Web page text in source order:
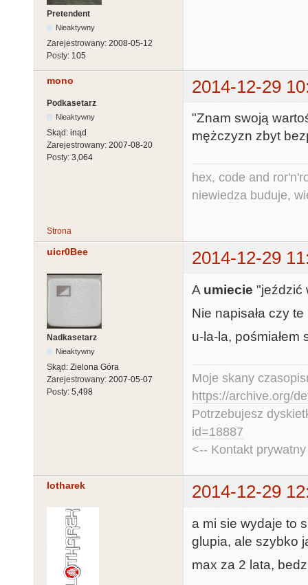
Pretendent
Nieaktywny
Zarejestrowany: 2008-05-12
Posty: 105
mono 2014-12-29
Podkasetarz
Nieaktywny
Skąd: inąd
Zarejestrowany: 2007-08-20
Posty: 3,064
"Znam swoją
mężczyzn zbyt
hex, code and
niewiedza buduje,
Strona
uicr0Bee 2014-12-29
Nadkasetarz
Nieaktywny
Skąd: Zielona Góra
Zarejestrowany: 2007-05-07
Posty: 5,498
A umiecie "jeździć
Nie napisała czy
u-la-la, pośmiałem
Moje skany
https://archive.org/
Potrzebujesz
id=18887
<-- Kontakt
lotharek 2014-12-29
a mi sie wydaje to
glupia, ale szybko
max za 2 lata,